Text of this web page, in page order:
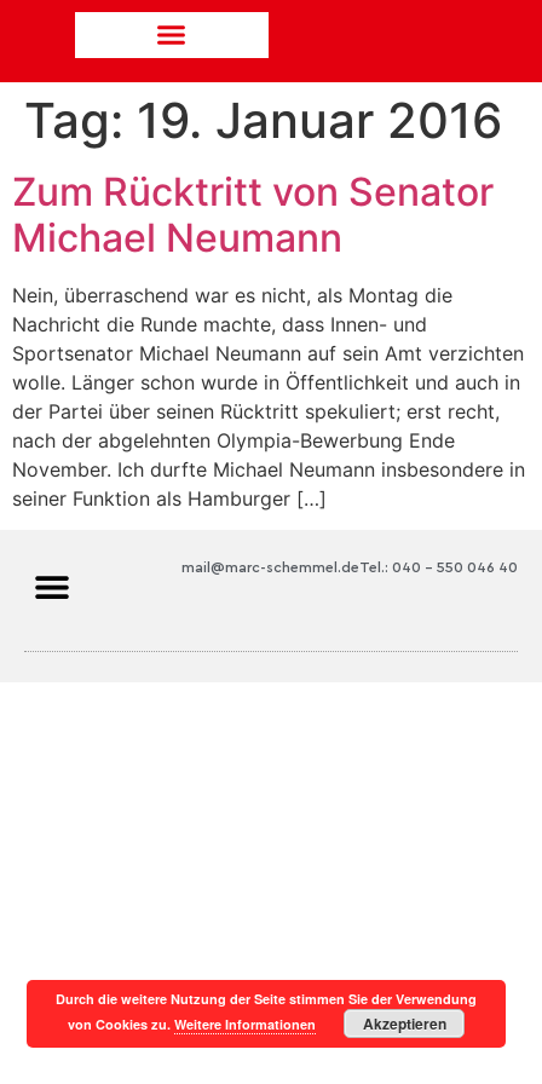
Tag: 19. Januar 2016
Zum Rücktritt von Senator
Michael Neumann
Nein, überraschend war es nicht, als Montag die
Nachricht die Runde machte, dass Innen- und
Sportsenator Michael Neumann auf sein Amt verzichten
wolle. Länger schon wurde in Öffentlichkeit und auch in
der Partei über seinen Rücktritt spekuliert; erst recht,
nach der abgelehnten Olympia-Bewerbung Ende
November. Ich durfte Michael Neumann insbesondere in
seiner Funktion als Hamburger […]
Tel.: 040 – 550 046 40
mail@marc-schemmel.de
Durch die weitere Nutzung der Seite stimmen Sie der Verwendung
von Cookies zu.Weitere Informationen Akzeptieren